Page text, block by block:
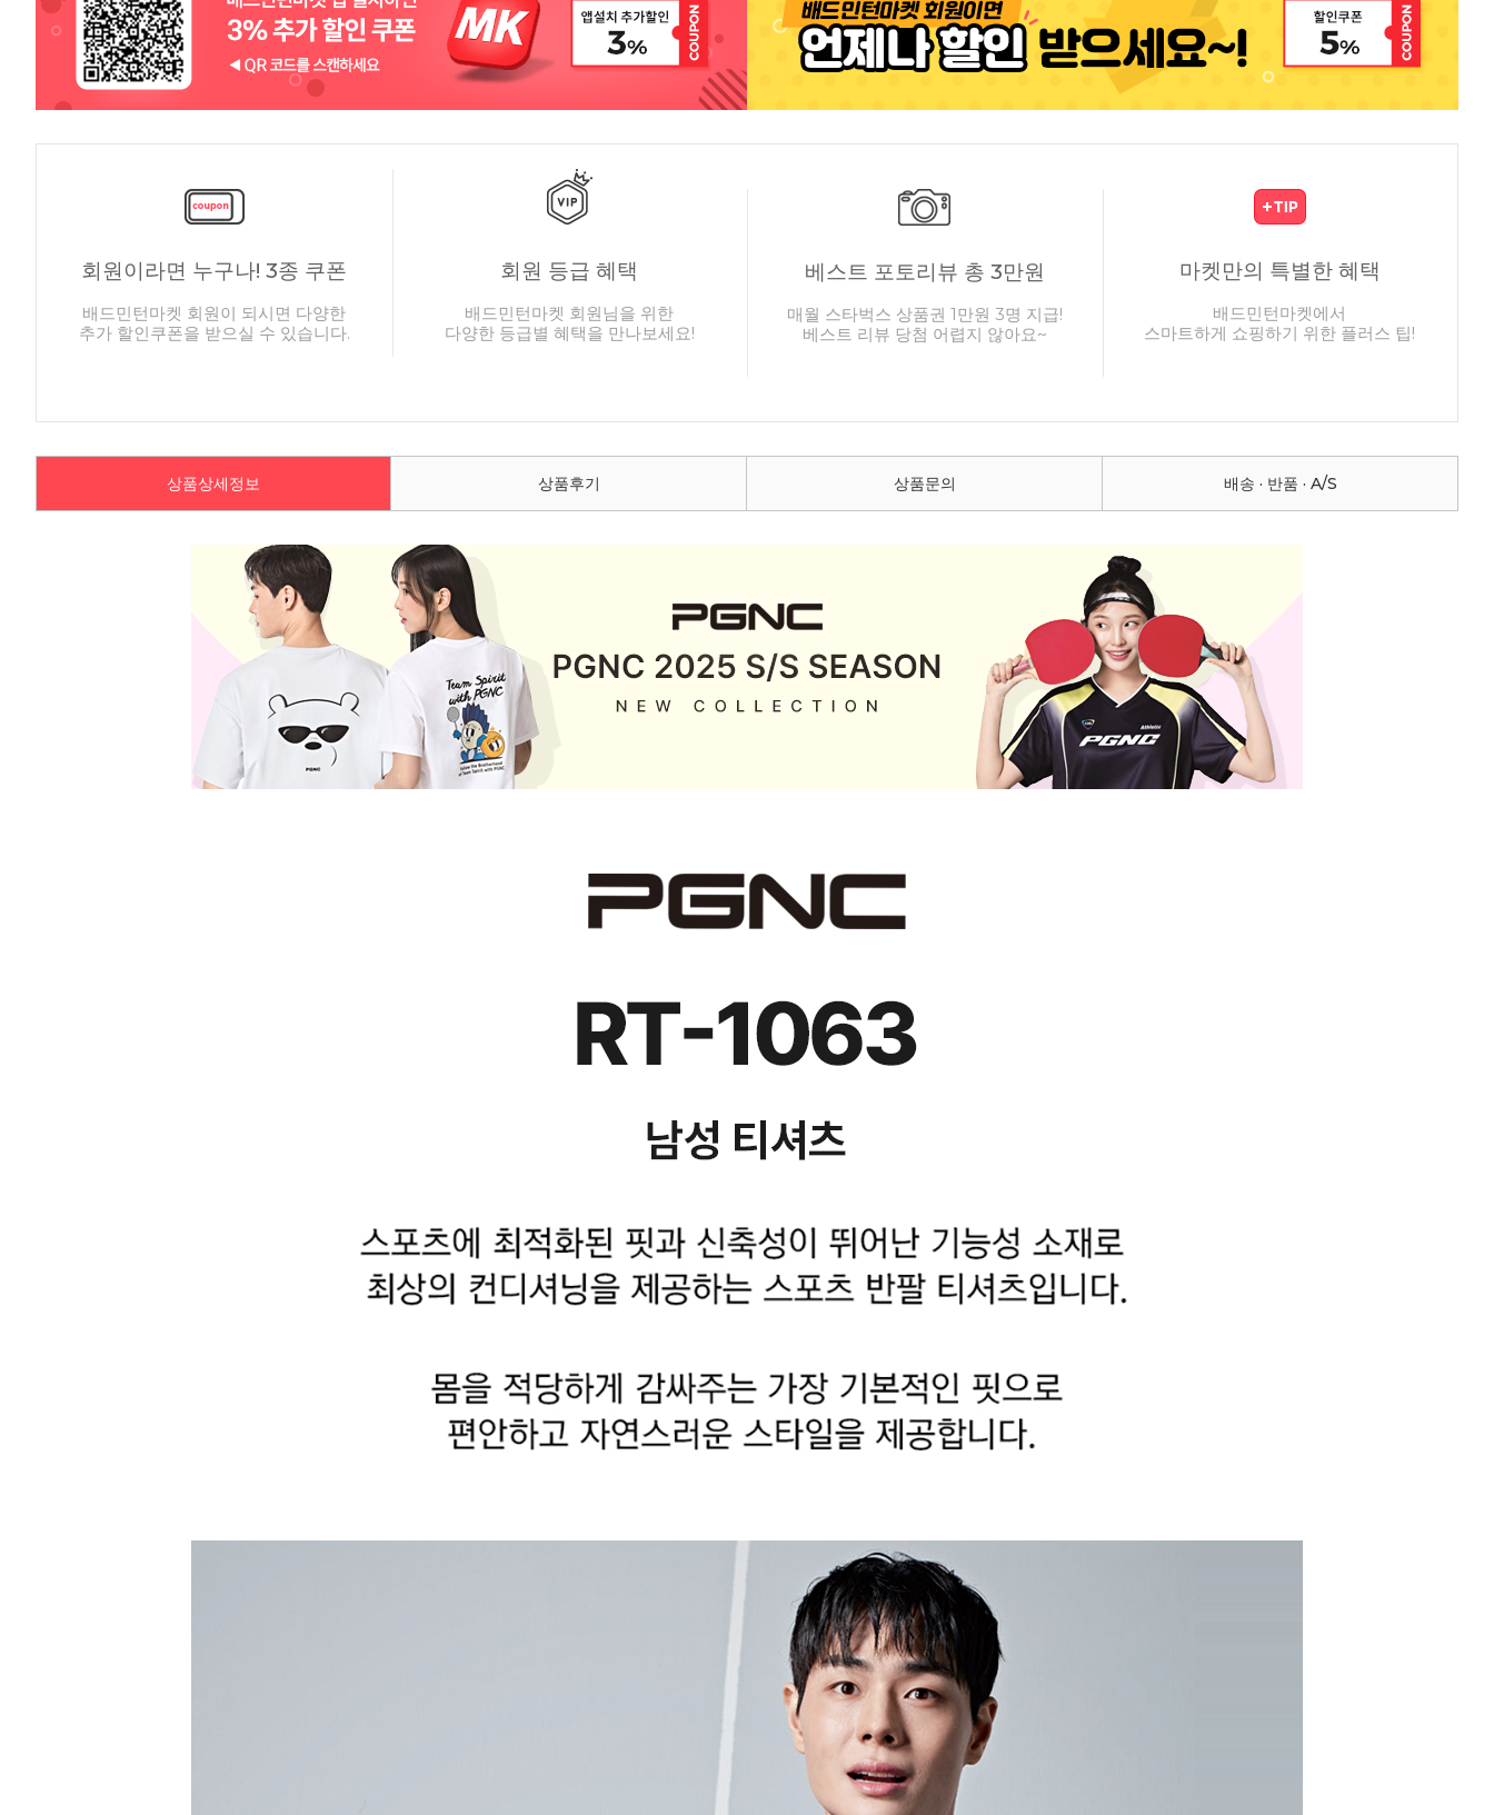
회원이라면 누구나! 3종 쿠폰
배드민턴마켓 회원이 되시면 다양한
추가 할인쿠폰을 받으실 수 있습니다.
회원 등급 혜택
배드민턴마켓 회원님을 위한
다양한 등급별 혜택을 만나보세요!
베스트 포토리뷰 총 3만원
매월 스타벅스 상품권 1만원 3명 지급!
베스트 리뷰 당첨 어렵지 않아요~
마켓만의 특별한 혜택
배드민턴마켓에서
스마트하게 쇼핑하기 위한 플러스 팁!
상품상세정보 상품후기 상품문의 배송 · 반품 · A/S